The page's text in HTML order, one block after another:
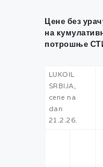
Цене без
на
потрошње
LUKOIL
SRBIJA,
cene na
dan
21.2.26.